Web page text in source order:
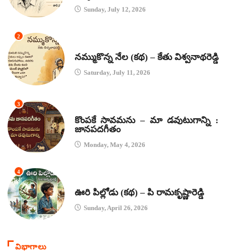
Sunday, July 12, 2026
2
నమ్ముకొన్న నేల (కథ) – కేతు విశ్వనాథరెడ్డి
Saturday, July 11, 2026
3
కొంపకే సావమను – మా డవుటుగాన్ని :
జానపదగీతం
Monday, May 4, 2026
4
ఊరి పిల్లోడు (కథ) – పి రామకృష్ణారెడ్డి
Sunday, April 26, 2026
విభాగాలు